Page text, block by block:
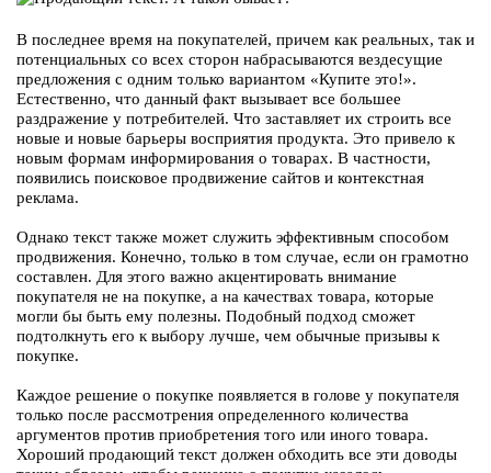
В последнее время на покупателей, причем как реальных, так и
потенциальных со всех сторон набрасываются вездесущие
предложения с одним только вариантом «Купите это!».
Естественно, что данный факт вызывает все большее
раздражение у потребителей. Что заставляет их строить все
новые и новые барьеры восприятия продукта. Это привело к
новым формам информирования о товарах. В частности,
появились поисковое продвижение сайтов и контекстная
реклама.
Однако текст также может служить эффективным способом
продвижения. Конечно, только в том случае, если он грамотно
составлен. Для этого важно акцентировать внимание
покупателя не на покупке, а на качествах товара, которые
могли бы быть ему полезны. Подобный подход сможет
подтолкнуть его к выбору лучше, чем обычные призывы к
покупке.
Каждое решение о покупке появляется в голове у покупателя
только после рассмотрения определенного количества
аргументов против приобретения того или иного товара.
Хороший продающий текст должен обходить все эти доводы